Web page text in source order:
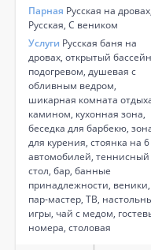
Парная Русская на дровах,
Русская, С веником
Услуги Русская баня на
дровах, открытый
подогревом, душевая с
обливным ведром,
шикарная комната
камином, кухонная зона,
беседка для барбекю,
для курения, стоянка на 6
автомобилей, теннисный
стол, бар, банные
принадлежности, веники,
пар-мастер, ТВ,
игры, чай с медом,
номера, столовая